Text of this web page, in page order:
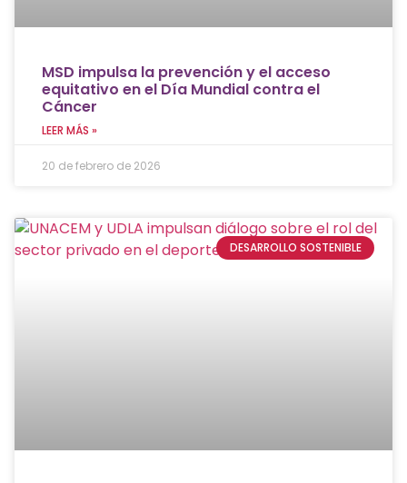
MSD impulsa la prevención y el acceso
equitativo en el Día Mundial contra el
Cáncer
LEER MÁS »
20 de febrero de 2026
DESARROLLO SOSTENIBLE